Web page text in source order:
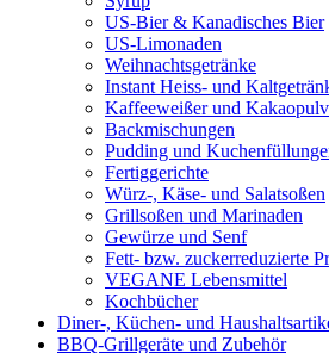
US-Bier & Kanadisches Bier
US-Limonaden
Weihnachtsgetränke
Instant Heiss- und
Kaffeeweißer und
Backmischungen
Pudding und
Fertiggerichte
Würz-, Käse- und Salatsoßen
Grillsoßen und Marinaden
Gewürze und Senf
Fett- bzw. zuckerreduzierte
VEGANE Lebensmittel
Kochbücher
Diner-, Küchen- und
BBQ-Grillgeräte und Zubehör